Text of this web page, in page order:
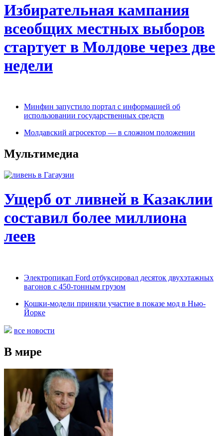
Избирательная кампания
всеобщих местных выборов
стартует в Молдове через две
недели
Минфин запустило портал с информацией об
использовании государственных средств
Молдавский агросектор — в сложном положении
Мультимедиа
Ущерб от ливней в Казаклии
составил более миллиона
леев
Электропикап Ford отбуксировал десяток двухэтажных
вагонов с 450-тонным грузом
Кошки-модели приняли участие в показе мод в Нью-
Йорке
все новости
В мире